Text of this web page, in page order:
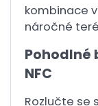
kombinace
náročné
Pohodlné
NFC
Rozlučte se